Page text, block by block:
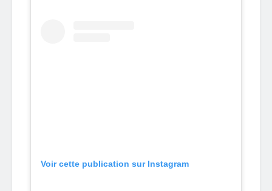
Voir cette publication sur Instagram